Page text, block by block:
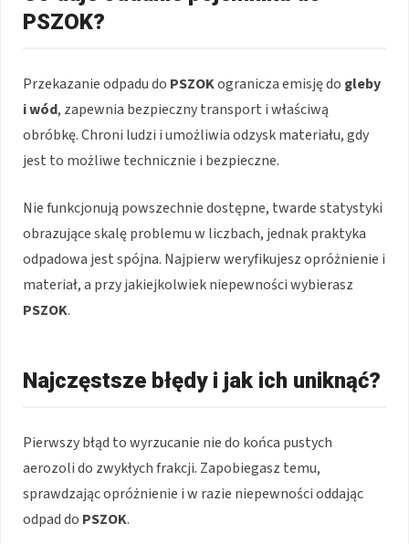
PSZOK?
Przekazanie odpadu do PSZOKogranicza emisję do gleby
i wód, zapewnia bezpieczny transport i właściwą
obróbkę. Chroni ludzi i umożliwia odzysk materiału, gdy
jest to możliwe technicznie i bezpieczne.
Nie funkcjonują powszechnie dostępne, twarde statystyki
obrazujące skalę problemu w liczbach, jednak praktyka
odpadowa jest spójna. Najpierw weryfikujesz opróżnienie i
materiał, a przy jakiejkolwiek niepewności wybierasz
PSZOK.
Najczęstsze błędy i jak ich uniknąć?
Pierwszy błąd to wyrzucanie nie do końca pustych
aerozoli do zwykłych frakcji. Zapobiegasz temu,
sprawdzając opróżnienie i w razie niepewności oddając
odpad do PSZOK.